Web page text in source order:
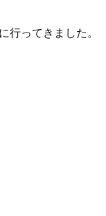
行ってきました。